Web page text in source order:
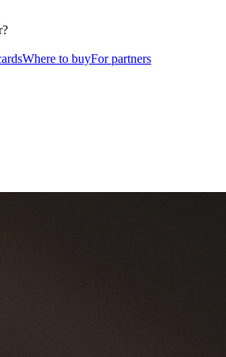
Where to buyFor partners